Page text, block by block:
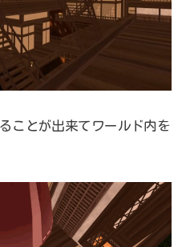
ことが出来てワールド内を